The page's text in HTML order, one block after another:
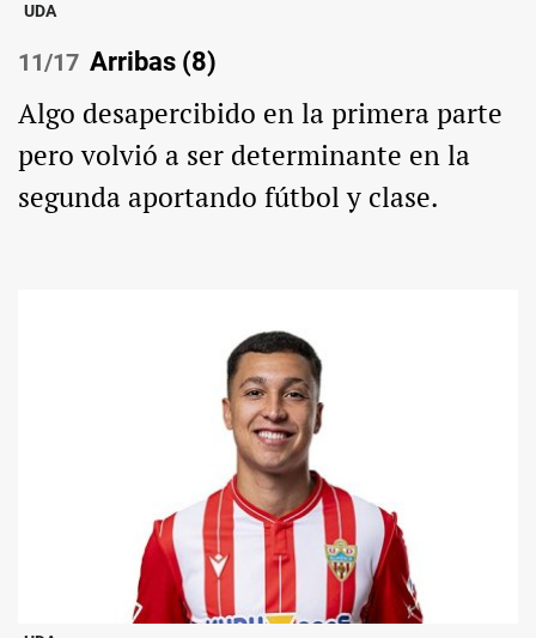
UDA
/17 Arribas (8)
Algo desapercibido en la primera parte
pero volvió a ser determinante en la
segunda aportando fútbol y clase.